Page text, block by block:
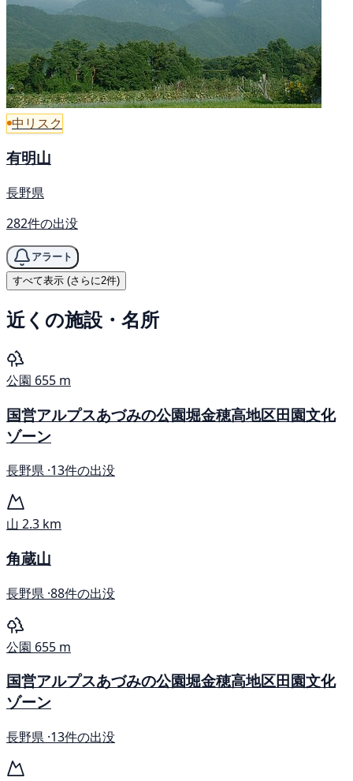
中リスク
有明山
長野県
282件の出没
アラート
すべて表示 (さらに2件)
近くの施設・名所
公園 655 m
国営アルプスあづみの公園堀金穂高地区田園文化
ゾーン
長野県 ·13件の出没
山 2.3 km
角蔵山
長野県 ·88件の出没
公園 655 m
国営アルプスあづみの公園堀金穂高地区田園文化
ゾーン
長野県 ·13件の出没